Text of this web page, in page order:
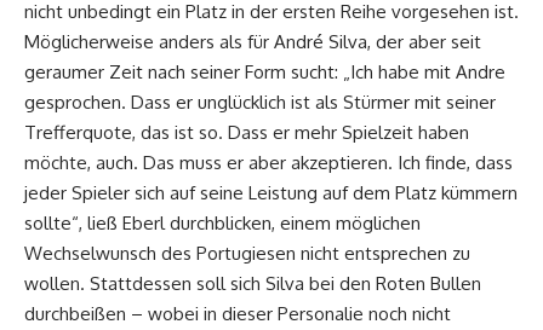
nicht unbedingt ein Platz in der ersten Reihe vorgesehen ist.
Möglicherweise anders als für André Silva, der aber seit
geraumer Zeit nach seiner Form sucht: „Ich habe mit Andre
gesprochen. Dass er unglücklich ist als Stürmer mit seiner
Trefferquote, das ist so. Dass er mehr Spielzeit haben
möchte, auch. Das muss er aber akzeptieren. Ich finde, dass
jeder Spieler sich auf seine Leistung auf dem Platz kümmern
sollte“, ließ Eberl durchblicken, einem möglichen
Wechselwunsch des Portugiesen nicht entsprechen zu
wollen. Stattdessen soll sich Silva bei den Roten Bullen
durchbeißen – wobei in dieser Personalie noch nicht